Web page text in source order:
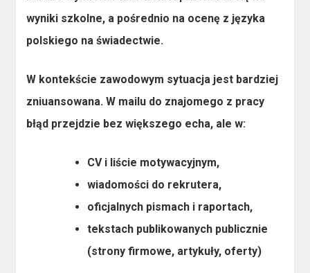
wyniki szkolne, a pośrednio na ocenę z języka
polskiego na świadectwie.
W kontekście zawodowym sytuacja jest bardziej
zniuansowana. W mailu do znajomego z pracy
błąd przejdzie bez większego echa, ale w:
CV i liście motywacyjnym,
wiadomości do rekrutera,
oficjalnych pismach i raportach,
tekstach publikowanych publicznie
(strony firmowe, artykuły, oferty)